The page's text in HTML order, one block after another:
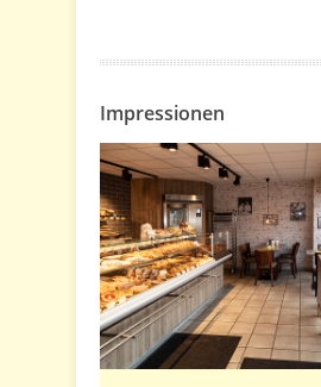
Impressionen